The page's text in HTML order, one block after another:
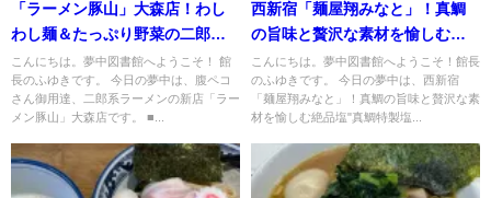
「ラーメン豚山」大森店！わし
わし麺＆たっぷり野菜の二郎系
新店
こんにちは。夢中図書館へようこそ！ 館
長のふゆきです。 今日の夢中は、腹ペコ
さん御用達、二郎系ラーメンの新店「ラー
メン豚山」大森店です。 ■...
西新宿「麺屋翔みなと」！真鯛
の旨味と贅沢な素材を愉しむ絶
品塩"真鯛特製塩らーめん"
こんにちは。夢中図書館へようこそ！館長
のふゆきです。 今日の夢中は、西新宿
「麺屋翔みなと」！真鯛の旨味と贅沢な素
材を愉しむ絶品塩"真鯛特製塩...